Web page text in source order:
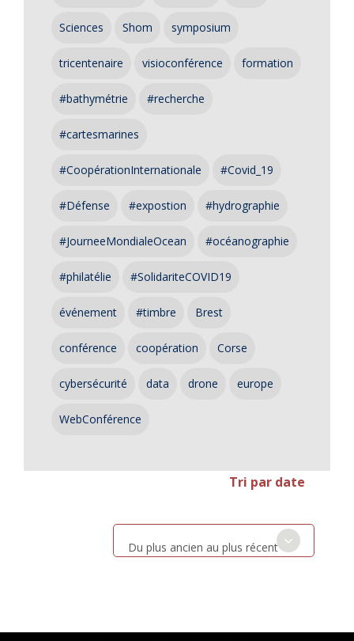
Sciences Shom symposium
tricentenaire visioconférence formation
#bathymétrie #recherche
#cartesmarines
#CoopérationInternationale #Covid_19
#Défense #expostion #hydrographie
#JourneeMondialeOcean #océanographie
#philatélie #SolidariteCOVID19
événement #timbre Brest
conférence coopération Corse
cybersécurité data drone europe
WebConférence
Tri par date
Du plus ancien au plus récent